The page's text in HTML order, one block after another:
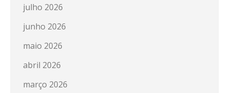
julho 2026
junho 2026
maio 2026
abril 2026
março 2026